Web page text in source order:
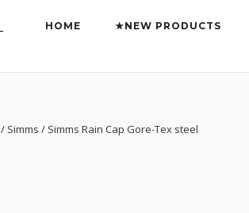
HOME ★NEW PRODUCTS
/ Simms / Simms Rain Cap Gore-Tex steel